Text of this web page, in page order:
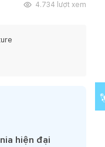
4.734 lượt xem
hiện đại